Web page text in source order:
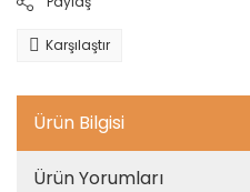
Karşılaştır
Ürün Bilgisi
Ürün Yorumları